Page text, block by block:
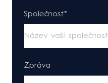
Společnost*
Zpráva